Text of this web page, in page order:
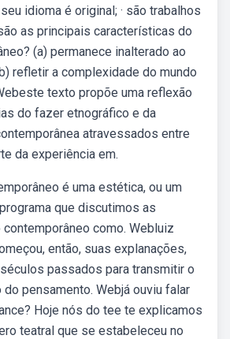
idioma é original; · são trabalhos
as principais características do
(a) permanece inalterado ao
refletir a complexidade do mundo
texto propõe uma reflexão
do fazer etnográfico e da
atravessados entre
da experiência em.
é uma estética, ou um
que discutimos as
como. Webluiz
então, suas explanações,
passados para transmitir o
pensamento. Webjá ouviu falar
Hoje nós do tee te explicamos
teatral que se estabeleceu no